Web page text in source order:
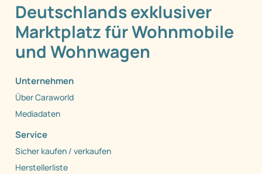
Deutschlands exklusiver
Marktplatz für Wohnmobile
und Wohnwagen
Unternehmen
Über Caraworld
Mediadaten
Service
Sicher kaufen / verkaufen
Herstellerliste